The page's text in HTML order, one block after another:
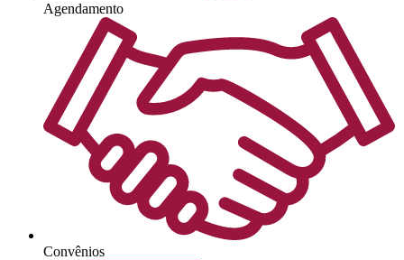
Agendamento
Convênios